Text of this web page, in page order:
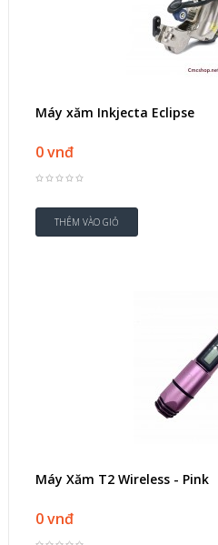
Máy xăm Inkjecta Eclipse
0 vnđ
Máy Xăm T2 Wireless - Pink
0 vnđ